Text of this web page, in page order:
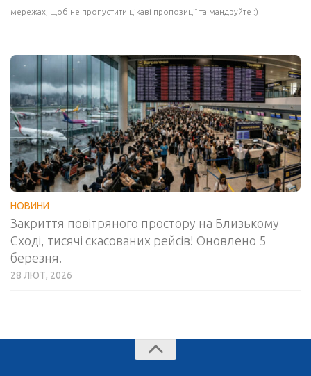
мережах, щоб не пропустити цікаві пропозиції та мандруйте :)
НОВИНИ
Закриття повітряного простору на Близькому
Сході, тисячі скасованих рейсів! Оновлено 5
березня.
28 ЛЮТ, 2026